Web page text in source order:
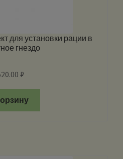
для установки рации в
гнездо
₽